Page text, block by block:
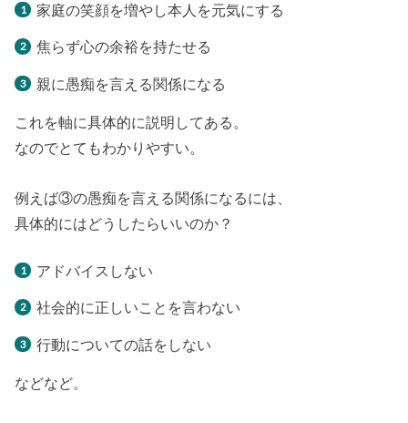
家庭の笑顔を増やし本人を元気にする
焦らず心の余裕を持たせる
親に愚痴を言える関係になる
これを軸に具体的に説明してある。
なのでとてもわかりやすい。
例えば③の愚痴を言える関係になるには、
具体的にはどうしたらいいのか？
アドバイスしない
社会的に正しいことを言わない
行動についての話をしない
などなど。